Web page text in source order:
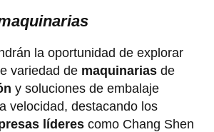
la oportunidad de explorar
variedad de maquinarias de
y soluciones de embalaje
velocidad, destacando los
líderes como Chang Shen